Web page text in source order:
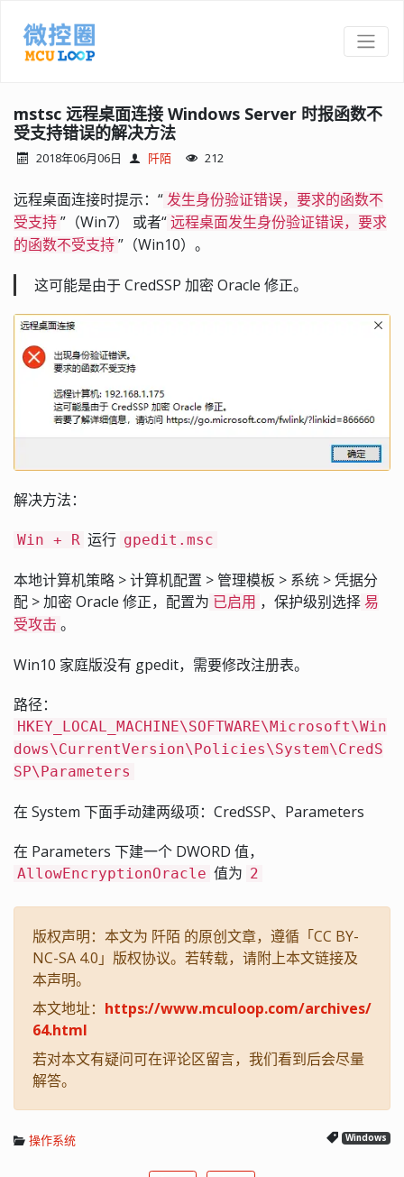
mstsc 远程桌面连接 Windows Server 时报函数不
受支持错误的解决方法
2018年06月06日 阡陌 212
远程桌面连接时提示：“ 发生身份验证错误，要求的函数不
受支持 ”（Win7） 或者“ 远程桌面发生身份验证错误，要求
的函数不受支持 ”（Win10）。
这可能是由于 CredSSP 加密 Oracle 修正。
解决方法：
Win + R 运行 gpedit.msc
本地计算机策略 > 计算机配置 > 管理模板 > 系统 > 凭据分
配 > 加密 Oracle 修正，配置为 已启用 ，保护级别选择 易
受攻击 。
Win10 家庭版没有 gpedit，需要修改注册表。
路径：
HKEY_LOCAL_MACHINE\SOFTWARE\Microsoft\Win
dows\CurrentVersion\Policies\System\CredS
SP\Parameters
在 System 下面手动建两级项：CredSSP、Parameters
在 Parameters 下建一个 DWORD 值，
AllowEncryptionOracle 值为 2
版权声明：本文为 阡陌 的原创文章，遵循「CC BY-
NC-SA 4.0」版权协议。若转载，请附上本文链接及
本声明。
本文地址： https://www.mculoop.com/archives/
64.html
若对本文有疑问可在评论区留言，我们看到后会尽量
解答。
操作系统 Windows